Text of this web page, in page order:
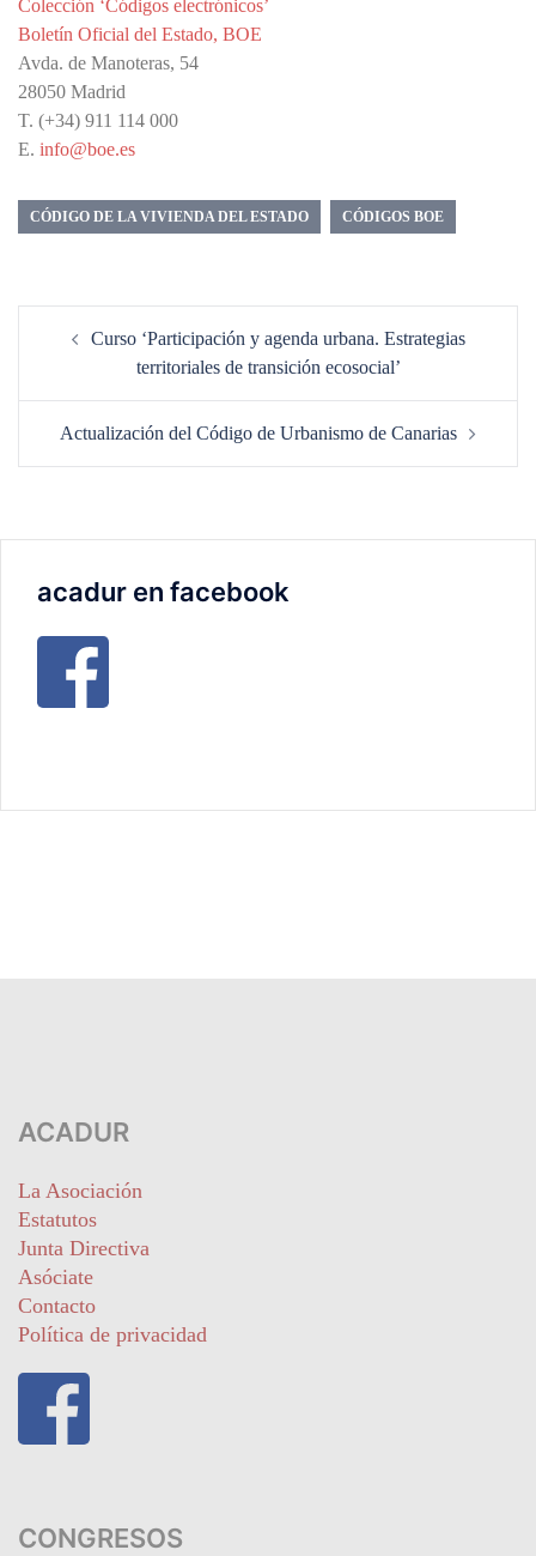
Colección ‘Códigos electrónicos’
Boletín Oficial del Estado, BOE
Avda. de Manoteras, 54
28050 Madrid
T. (+34) 911 114 000
E. info@boe.es
CÓDIGO DE LA VIVIENDA DEL ESTADO CÓDIGOS BOE
Curso ‘Participación y agenda urbana. Estrategias
territoriales de transición ecosocial’
Actualización del Código de Urbanismo de Canarias
acadur en facebook
ACADUR
La Asociación
Estatutos
Junta Directiva
Asóciate
Contacto
Política de privacidad
CONGRESOS